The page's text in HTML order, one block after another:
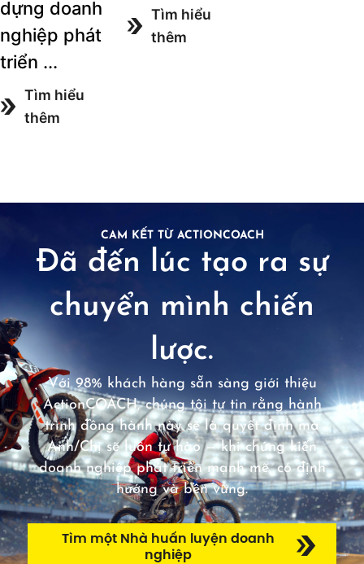
dựng doanh
nghiệp phát
triển ...
Tìm hiểu
thêm
Tìm hiểu
thêm
CAM KẾT TỪ ACTIONCOACH
Đã đến lúc tạo ra sự
chuyển mình chiến
lược.
Với 98% khách hàng sẵn sàng giới thiệu
ActionCOACH, chúng tôi tự tin rằng hành
trình đồng hành này sẽ là quyết định mà
Anh/Chị sẽ luôn tự hào — khi chứng kiến
doanh nghiệp phát triển mạnh mẽ, có định
hướng và bền vững.
Tìm một Nhà huấn luyện doanh
nghiệp